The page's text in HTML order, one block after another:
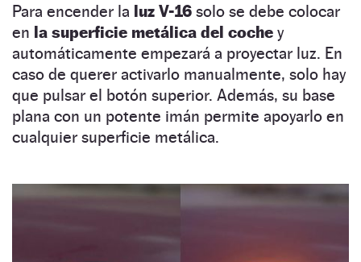
Para encender la luz V-16 solo se debe colocar
en la superficie metálica del coche y
automáticamente empezará a proyectar luz. En
caso de querer activarlo manualmente, solo hay
que pulsar el botón superior. Además, su base
plana con un potente imán permite apoyarlo en
cualquier superficie metálica.